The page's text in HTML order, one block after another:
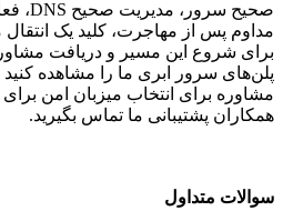
مداوم پس از مهاجرت، کلید یک
برای شروع این مسیر و دریافت
پلن‌های سرور ابری ما را مشاهده کنید
مشاوره برای انتخاب میزبان امن برای
همکاران پشتیبانی ما تماس بگیرید.
سوالات متداول